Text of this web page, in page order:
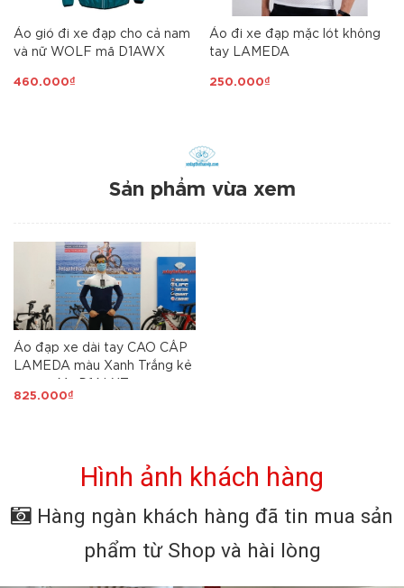
Áo gió đi xe đạp cho cả nam
và nữ WOLF mã D1AWX
460.000₫
Áo đi xe đạp mặc lót không
tay LAMEDA
250.000₫
Sản phẩm vừa xem
Áo đạp xe dài tay CAO CẤP
LAMEDA màu Xanh Trắng kẻ
825.000₫
Hình ảnh khách hàng
Hàng ngàn khách hàng đã tin mua sản
phẩm từ Shop và hài lòng